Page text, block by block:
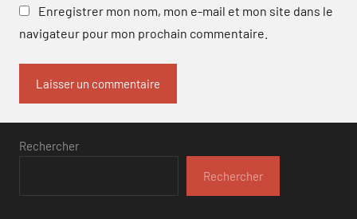
Enregistrer mon nom, mon e-mail et mon site dans le
navigateur pour mon prochain commentaire.
Rechercher
Rechercher